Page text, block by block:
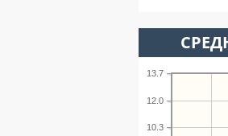
10.3
12.0
13.7